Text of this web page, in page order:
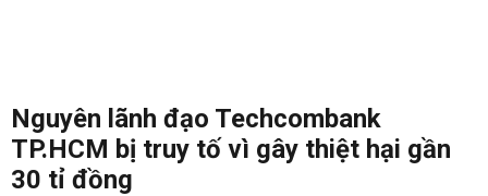
Nguyên lãnh đạo Techcombank
TP.HCM bị truy tố vì gây thiệt hại gần
30 tỉ đồng